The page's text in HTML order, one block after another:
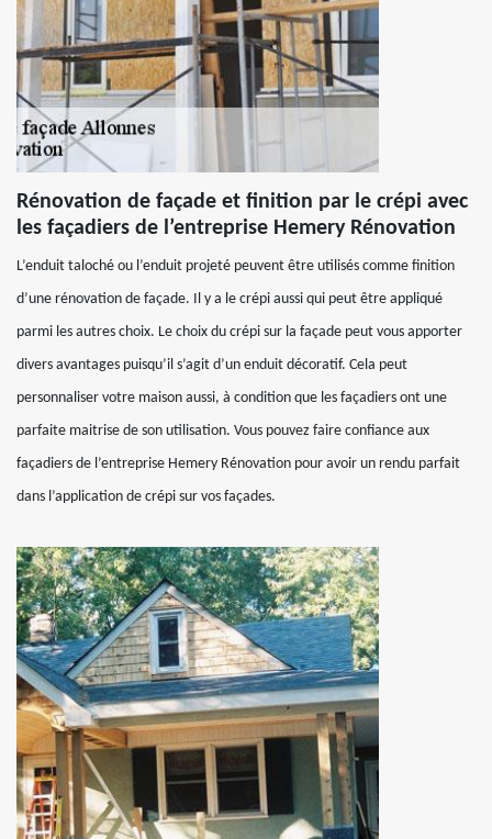
Rénovation de façade et finition par le crépi avec
les façadiers de l’entreprise Hemery Rénovation
L’enduit taloché ou l’enduit projeté peuvent être utilisés comme finition
d’une rénovation de façade. Il y a le crépi aussi qui peut être appliqué
parmi les autres choix. Le choix du crépi sur la façade peut vous apporter
divers avantages puisqu’il s’agit d’un enduit décoratif. Cela peut
personnaliser votre maison aussi, à condition que les façadiers ont une
parfaite maitrise de son utilisation. Vous pouvez faire confiance aux
façadiers de l’entreprise Hemery Rénovation pour avoir un rendu parfait
dans l’application de crépi sur vos façades.